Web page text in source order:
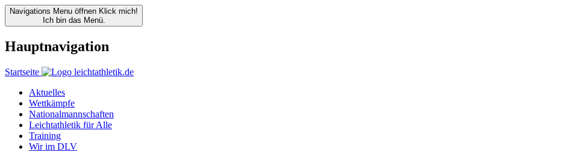
Navigations Menu öffnen Klick mich!
Ich bin das Menü.
Hauptnavigation
Startseite
Aktuelles
Wettkämpfe
Nationalmannschaften
Leichtathletik für Alle
Training
Wir im DLV